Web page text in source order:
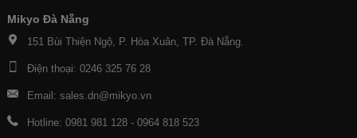
Mikyo Đà Nẵng
151 Bùi Thiện Ngộ, P. Hòa Xuân, TP. Đà Nẵng.
Điện thoại: 0246 325 76 28
Email: sales.dn@mikyo.vn
Hotline: 0981 981 128 - 0964 818 523